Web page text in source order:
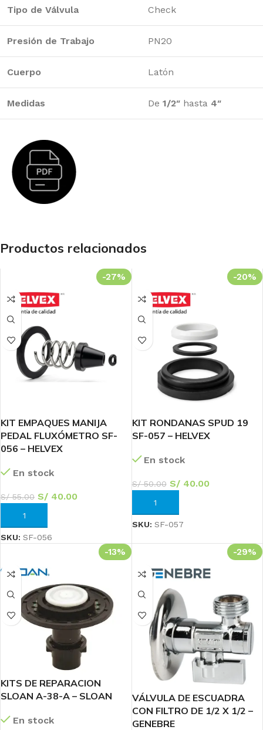
Tipo de Válvula Check
Presión de Trabajo PN20
Cuerpo Latón
Medidas De 1/2″ hasta 4″
Productos relacionados
-27%
KIT EMPAQUES MANIJA
PEDAL FLUXÓMETRO SF-
056 – HELVEX
En stock
S/55.00 S/ 40.00
AÑADIR AL CARRITO
SKU: SF-056
-20%
KIT RONDANAS SPUD 19
SF-057 – HELVEX
En stock
S/50.00 S/40.00
AÑADIR AL CARRITO
SKU: SF-057
-13%
KITS DE REPARACION
SLOAN A-38-A – SLOAN
En stock
-29%
VÁLVULA DE ESCUADRA
CON FILTRO DE 1/2 X 1/2 –
GENEBRE